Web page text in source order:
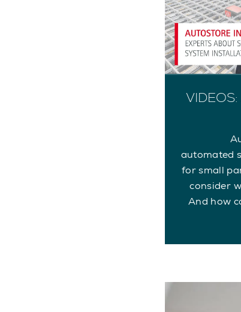
automated
for small
consider
And how